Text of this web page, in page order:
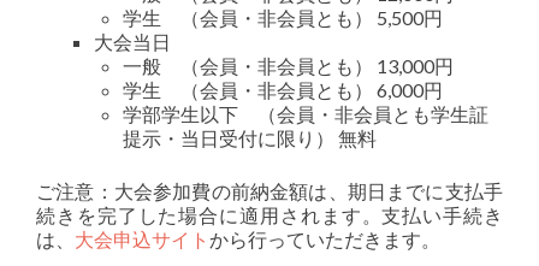
学生 （会員・非会員とも） 5,500円
大会当日
一般 （会員・非会員とも） 13,000円
学生 （会員・非会員とも） 6,000円
学部学生以下 （会員・非会員とも学生証
提示・当日受付に限り） 無料
ご注意：大会参加費の前納金額は、期日までに支払手
続きを完了した場合に適用されます。支払い手続き
は、 大会申込サイト から行っていただきます。